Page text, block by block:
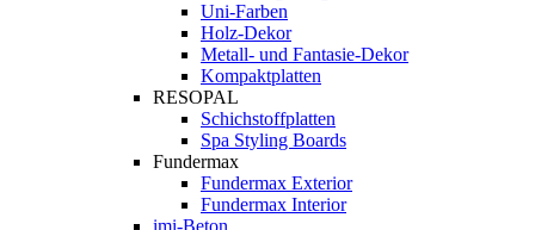
Uni-Farben
Holz-Dekor
Metall- und Fantasie-Dekor
Kompaktplatten
RESOPAL
Schichstoffplatten
Spa Styling Boards
Fundermax
Fundermax Exterior
Fundermax Interior
imi-Beton